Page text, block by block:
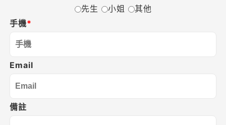
先生
小姐
其他
手機*
Email
備註